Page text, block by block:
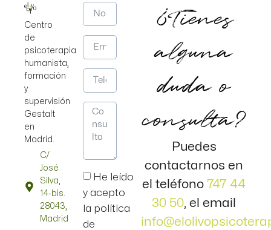
¿Tienes
alguna
duda o
consulta?
Puedes
contactarnos en
el teléfono 747 44
30 50 , el email
Centro
de
psicoterapia
humanista,
formación
y
supervisión
Gestalt
en
Madrid.
C/
José
Silva,
14-bis.
28043,
Madrid
He leído
y acepto
la política
de